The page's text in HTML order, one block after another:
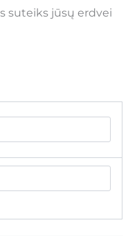
suteiks jūsų erdvei